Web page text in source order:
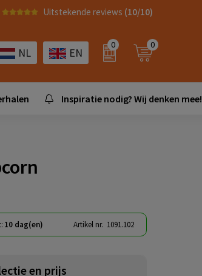
Uitstekende reviews (10/10)
NL EN
0 0
Inspiratie nodig? Wij denken mee!
10 dag(en) Artikel nr. 1091.102
en prijs